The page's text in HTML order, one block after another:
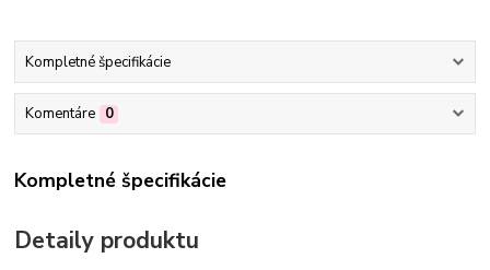
Kompletné špecifikácie
Komentáre 0
Kompletné špecifikácie
Detaily produktu